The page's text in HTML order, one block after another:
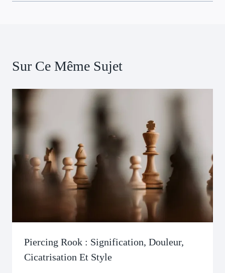
Sur Ce Même Sujet
Piercing Rook : Signification, Douleur,
Cicatrisation Et Style